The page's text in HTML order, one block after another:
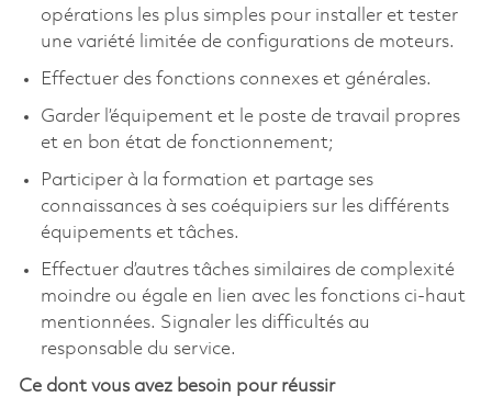
opérations les plus simples pour installer et tester
une variété limitée de configurations de moteurs.
Effectuer des fonctions connexes et générales.
Garder l’équipement et le poste de travail propres
et en bon état de fonctionnement;
Participer à la formation et partage ses
connaissances à ses coéquipiers sur les différents
équipements et tâches.
Effectuer d’autres tâches similaires de complexité
moindre ou égale en lien avec les fonctions ci-haut
mentionnées. Signaler les difficultés au
responsable du service.
Ce dont vous avez besoin pour réussir